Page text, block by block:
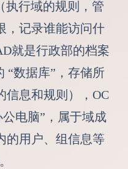
执行域的规则，管
，记录谁能访问什
就是行政部的档案
“数据库”，存储所
信息和规则），OC
电脑”，属于域成
的用户、组信息等